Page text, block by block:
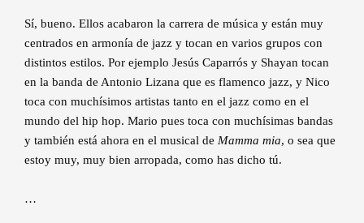
Sí, bueno. Ellos acabaron la carrera de música y están muy
centrados en armonía de jazz y tocan en varios grupos con
distintos estilos. Por ejemplo Jesús Caparrós y Shayan tocan
en la banda de Antonio Lizana que es flamenco jazz, y Nico
toca con muchísimos artistas tanto en el jazz como en el
mundo del hip hop. Mario pues toca con muchísimas bandas
y también está ahora en el musical de Mamma mia, o sea que
estoy muy, muy bien arropada, como has dicho tú.
…